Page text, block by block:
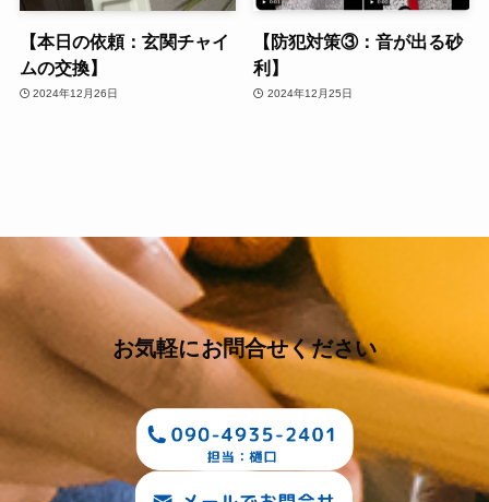
【本日の依頼：玄関チャイ
ムの交換】
2024年12月26日
【防犯対策③：音が出る砂
利】
2024年12月25日
お気軽にお問合せください